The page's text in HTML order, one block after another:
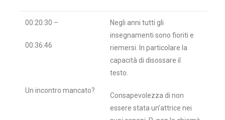
00:20:30 –
00:36:46
Un incontro mancato?
Negli anni tutti gli
insegnamenti sono fioriti e
riemersi. In particolare la
capacità di disossare il
testo.
Consapevolezza di non
essere stata un’attrice nei